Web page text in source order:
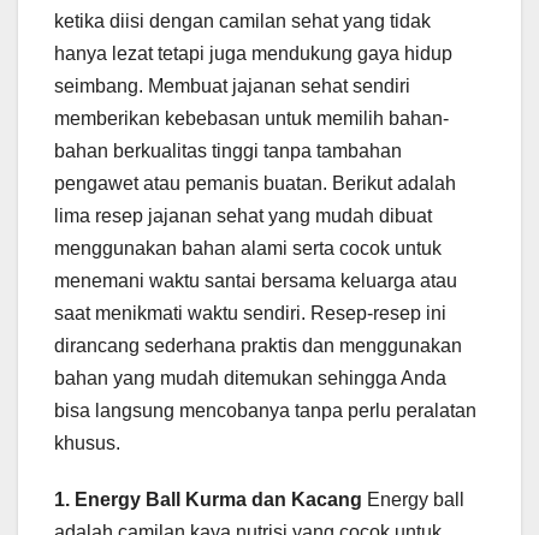
ketika diisi dengan camilan sehat yang tidak
hanya lezat tetapi juga mendukung gaya hidup
seimbang. Membuat jajanan sehat sendiri
memberikan kebebasan untuk memilih bahan-
bahan berkualitas tinggi tanpa tambahan
pengawet atau pemanis buatan. Berikut adalah
lima resep jajanan sehat yang mudah dibuat
menggunakan bahan alami serta cocok untuk
menemani waktu santai bersama keluarga atau
saat menikmati waktu sendiri. Resep-resep ini
dirancang sederhana praktis dan menggunakan
bahan yang mudah ditemukan sehingga Anda
bisa langsung mencobanya tanpa perlu peralatan
khusus.
1. Energy Ball Kurma dan Kacang Energy ball